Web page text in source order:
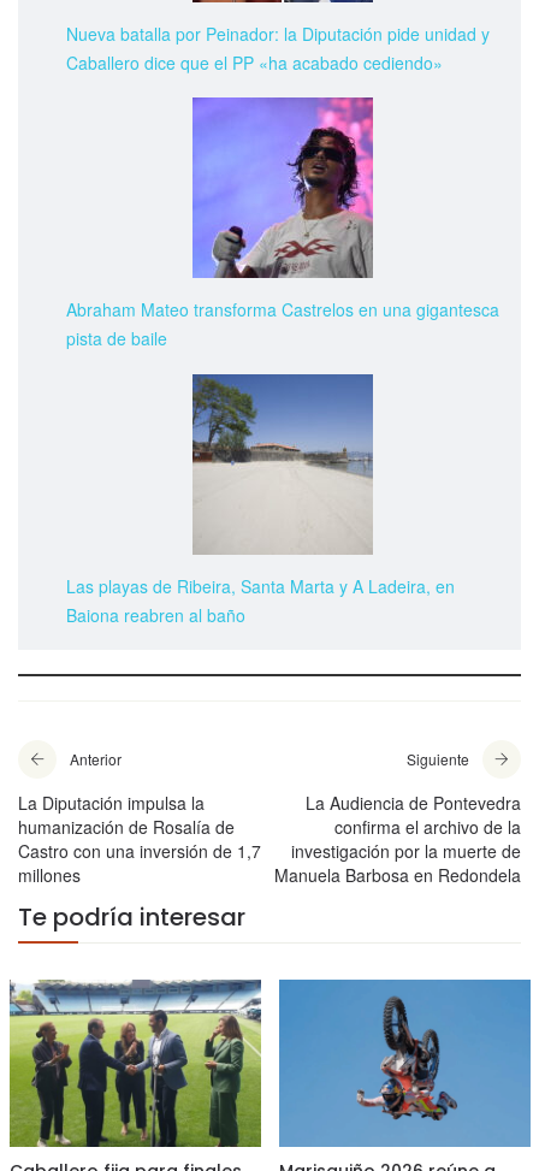
Nueva batalla por Peinador: la Diputación pide unidad y
Caballero dice que el PP «ha acabado cediendo»
Abraham Mateo transforma Castrelos en una gigantesca
pista de baile
Las playas de Ribeira, Santa Marta y A Ladeira, en
Baiona reabren al baño
Anterior
La Diputación impulsa la
humanización de Rosalía de
Castro con una inversión de 1,7
millones
Siguiente
La Audiencia de Pontevedra
confirma el archivo de la
investigación por la muerte de
Manuela Barbosa en Redondela
Te podría interesar